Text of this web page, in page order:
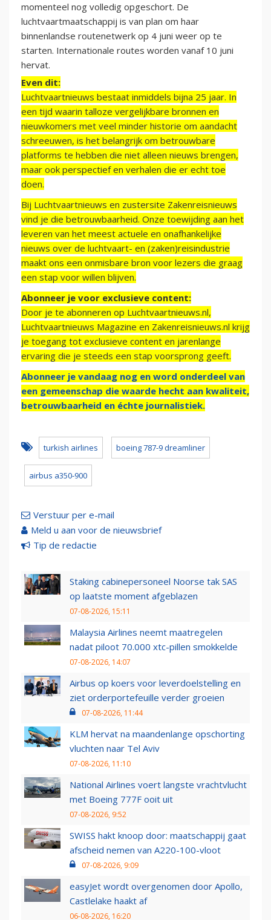
momenteel nog volledig opgeschort. De
luchtvaartmaatschappij is van plan om haar
binnenlandse routenetwerk op 4 juni weer op te
starten. Internationale routes worden vanaf 10 juni
hervat.
Even dit:
Luchtvaartnieuws bestaat inmiddels bijna 25 jaar. In
een tijd waarin talloze vergelijkbare bronnen en
nieuwkomers met veel minder historie om aandacht
schreeuwen, is het belangrijk om betrouwbare
platforms te hebben die niet alleen nieuws brengen,
maar ook perspectief en verhalen die er echt toe
doen.
Bij Luchtvaartnieuws en zustersite Zakenreisnieuws
vind je die betrouwbaarheid. Onze toewijding aan het
leveren van het meest actuele en onafhankelijke
nieuws over de luchtvaart- en (zaken)reisindustrie
maakt ons een onmisbare bron voor lezers die graag
een stap voor willen blijven.
Abonneer je voor exclusieve content:
Door je te abonneren op Luchtvaartnieuws.nl,
Luchtvaartnieuws Magazine en Zakenreisnieuws.nl krijg
je toegang tot exclusieve content en jarenlange
ervaring die je steeds een stap voorsprong geeft.
Abonneer je vandaag nog en word onderdeel van
een gemeenschap die waarde hecht aan kwaliteit,
betrouwbaarheid en échte journalistiek.
turkish airlines boeing 787-9 dreamliner
airbus a350-900
Verstuur per e-mail
Meld u aan voor de nieuwsbrief
Tip de redactie
Staking cabinepersoneel Noorse tak SAS
op laatste moment afgeblazen
07-08-2026, 15:11
Malaysia Airlines neemt maatregelen
nadat piloot 70.000 xtc-pillen smokkelde
07-08-2026, 14:07
Airbus op koers voor leverdoelstelling en
ziet orderportefeuille verder groeien
07-08-2026, 11:44
KLM hervat na maandenlange opschorting
vluchten naar Tel Aviv
07-08-2026, 11:10
National Airlines voert langste vrachtvlucht
met Boeing 777F ooit uit
07-08-2026, 9:52
SWISS hakt knoop door: maatschappij gaat
afscheid nemen van A220-100-vloot
07-08-2026, 9:09
easyJet wordt overgenomen door Apollo,
Castlelake haakt af
06-08-2026, 16:20